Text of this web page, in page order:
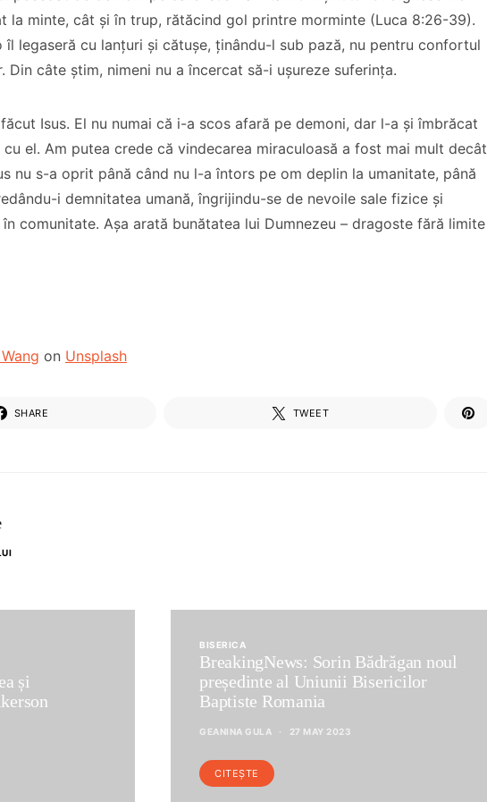
la minte, cât și în trup, rătăcind gol printre morminte (Luca 8:26-39).
îl legaseră cu lanțuri și cătușe, ținându-l sub pază, nu pentru confortul
Din câte știm, nimeni nu a încercat să-i ușureze suferința.
Isus. El nu numai că i-a scos afară pe demoni, dar l-a și îmbrăcat
el. Am putea crede că vindecarea miraculoasă a fost mai mult decât
nu s-a oprit până când nu l-a întors pe om deplin la umanitate, până
i demnitatea umană, îngrijindu-se de nevoile sale fizice și
comunitate. Așa arată bunătatea lui Dumnezeu – dragoste fără limite
on Unsplash
SHARE TWEET
și
BISERICA
BreakingNews: Sorin Bădrăgan noul
președinte al Uniunii Bisericilor
Baptiste Romania
GEANINA GULA 27 MAY 2023
CITEȘTE